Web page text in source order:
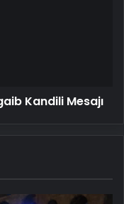
Kandili Mesajı